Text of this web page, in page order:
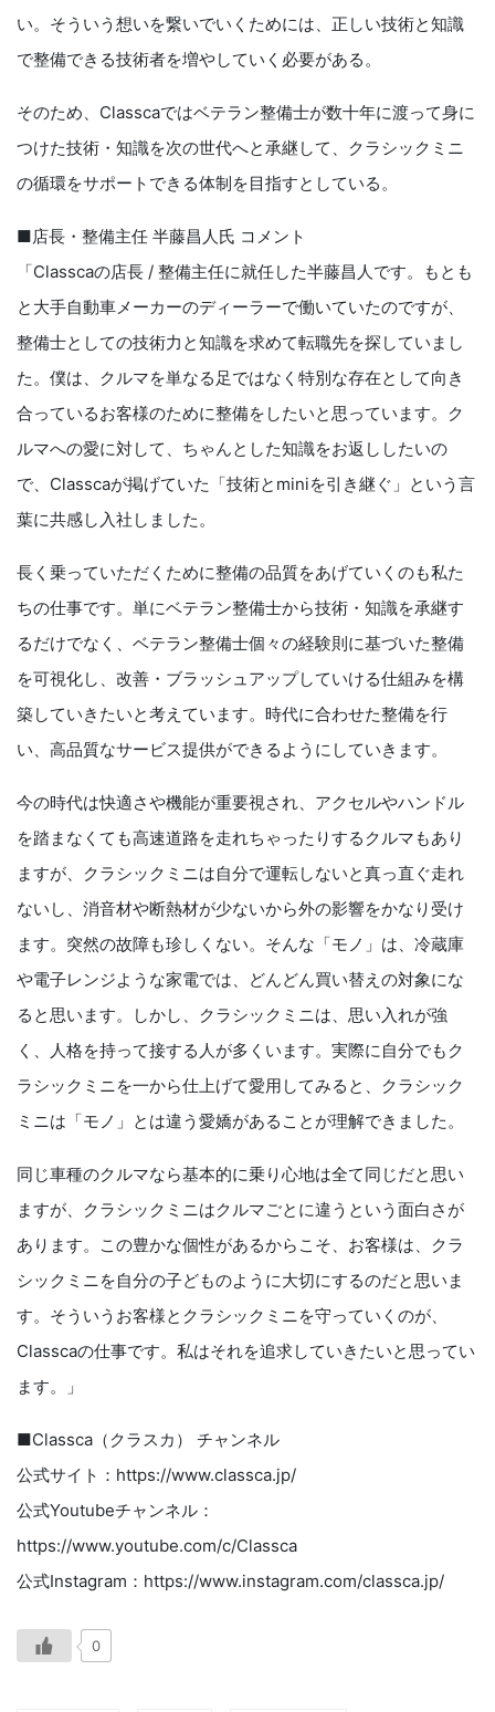
い。そういう想いを繋いでいくためには、正しい技術と知識
で整備できる技術者を増やしていく必要がある。
そのため、Classcaではベテラン整備士が数十年に渡って身に
つけた技術・知識を次の世代へと承継して、クラシックミニ
の循環をサポートできる体制を目指すとしている。
■店長・整備主任 半藤昌人氏 コメント
「Classcaの店長 / 整備主任に就任した半藤昌人です。もとも
と大手自動車メーカーのディーラーで働いていたのですが、
整備士としての技術力と知識を求めて転職先を探していまし
た。僕は、クルマを単なる足ではなく特別な存在として向き
合っているお客様のために整備をしたいと思っています。ク
ルマへの愛に対して、ちゃんとした知識をお返ししたいの
で、Classcaが掲げていた「技術とminiを引き継ぐ」という言
葉に共感し入社しました。
長く乗っていただくために整備の品質をあげていくのも私た
ちの仕事です。単にベテラン整備士から技術・知識を承継す
るだけでなく、ベテラン整備士個々の経験則に基づいた整備
を可視化し、改善・ブラッシュアップしていける仕組みを構
築していきたいと考えています。時代に合わせた整備を行
い、高品質なサービス提供ができるようにしていきます。
今の時代は快適さや機能が重要視され、アクセルやハンドル
を踏まなくても高速道路を走れちゃったりするクルマもあり
ますが、クラシックミニは自分で運転しないと真っ直ぐ走れ
ないし、消音材や断熱材が少ないから外の影響をかなり受け
ます。突然の故障も珍しくない。そんな「モノ」は、冷蔵庫
や電子レンジような家電では、どんどん買い替えの対象にな
ると思います。しかし、クラシックミニは、思い入れが強
く、人格を持って接する人が多くいます。実際に自分でもク
ラシックミニを一から仕上げて愛用してみると、クラシック
ミニは「モノ」とは違う愛嬌があることが理解できました。
同じ車種のクルマなら基本的に乗り心地は全て同じだと思い
ますが、クラシックミニはクルマごとに違うという面白さが
あります。この豊かな個性があるからこそ、お客様は、クラ
シックミニを自分の子どものように大切にするのだと思いま
す。そういうお客様とクラシックミニを守っていくのが、
Classcaの仕事です。私はそれを追求していきたいと思ってい
ます。」
■Classca（クラスカ） チャンネル
公式サイト：https://www.classca.jp/
公式Youtubeチャンネル：
https://www.youtube.com/c/Classca
公式Instagram：https://www.instagram.com/classca.jp/
0